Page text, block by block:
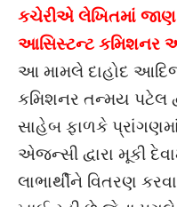
કચેરીએ લેખિતમાં
આસિસ્ટન્ટ કમિશનર
આ મામલે દાહોદ
કમિશનર તન્મય પટેલ
સાહેબ ફાળકે
એજન્સી દ્વારા મૂકી
લાભાર્થીને વિતરણ